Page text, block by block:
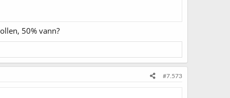
50% vann?
#7.573